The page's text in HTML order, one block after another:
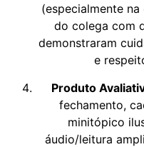
(especialmente
do colega com
demonstraram
e
Produto
fechamento,
minitópico
áudio/leitura